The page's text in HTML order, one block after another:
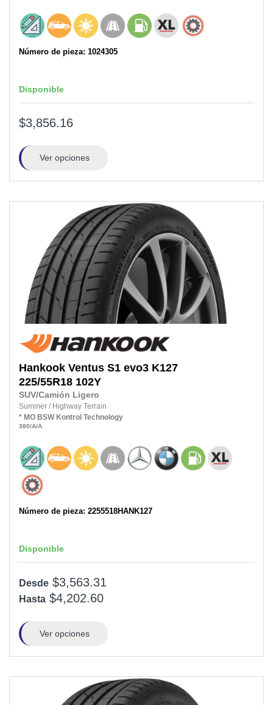
Número de pieza: 1024305
Disponible
$3,856.16
Ver opciones
Hankook Ventus S1 evo3 K127
225/55R18 102Y
SUV/Camión Ligero
Summer / Highway Terrain
* MO BSW Kontrol Technology
380/A/A
Número de pieza: 2255518HANK127
Disponible
Desde $3,563.31
Hasta $4,202.60
Ver opciones